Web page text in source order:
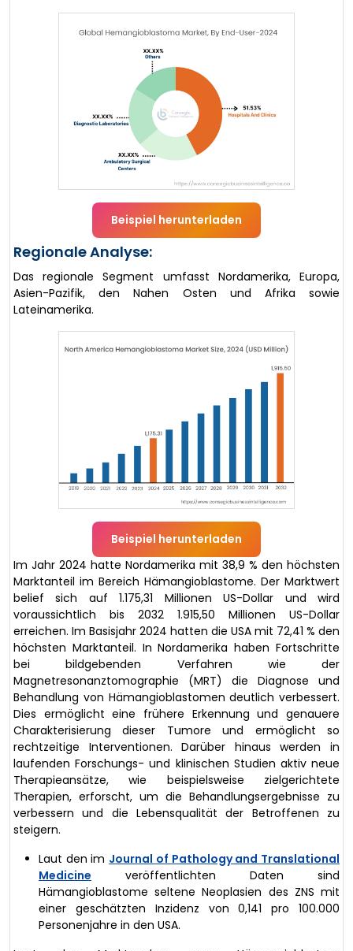
Beispiel herunterladen
Regionale Analyse:
Das regionale Segment umfasst Nordamerika, Europa,
Asien-Pazifik, den Nahen Osten und Afrika sowie
Lateinamerika.
Beispiel herunterladen
Im Jahr 2024 hatte Nordamerika mit 38,9 % den höchsten
Marktanteil im Bereich Hämangioblastome. Der Marktwert
belief sich auf 1.175,31 Millionen US-Dollar und wird
voraussichtlich bis 2032 1.915,50 Millionen US-Dollar
erreichen. Im Basisjahr 2024 hatten die USA mit 72,41 % den
höchsten Marktanteil. In Nordamerika haben Fortschritte
bei bildgebenden Verfahren wie der
Magnetresonanztomographie (MRT) die Diagnose und
Behandlung von Hämangioblastomen deutlich verbessert.
Dies ermöglicht eine frühere Erkennung und genauere
Charakterisierung dieser Tumore und ermöglicht so
rechtzeitige Interventionen. Darüber hinaus werden in
laufenden Forschungs- und klinischen Studien aktiv neue
Therapieansätze, wie beispielsweise zielgerichtete
Therapien, erforscht, um die Behandlungsergebnisse zu
verbessern und die Lebensqualität der Betroffenen zu
steigern.
Laut den im Journal of Pathology and Translational
Medicine veröffentlichten Daten sind
Hämangioblastome seltene Neoplasien des ZNS mit
einer geschätzten Inzidenz von 0,141 pro 100.000
Personenjahre in den USA.